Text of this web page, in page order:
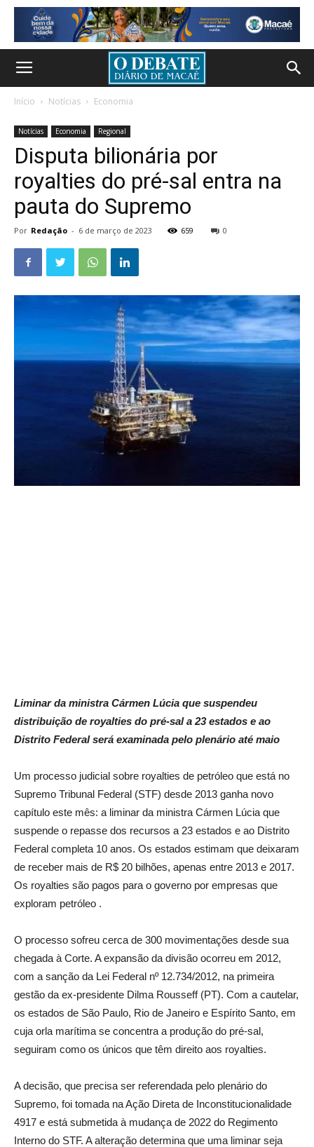
Início Notícias Economia
Notícias Economia Regional
Disputa bilionária por
royalties do pré-sal entra na
pauta do Supremo
Por Redação - 6 de março de 2023 659 0
Liminar da ministra Cármen Lúcia que suspendeu
distribuição de royalties do pré-sal a 23 estados e ao
Distrito Federal será examinada pelo plenário até maio
Um processo judicial sobre royalties de petróleo que está no
Supremo Tribunal Federal (STF) desde 2013 ganha novo
capítulo este mês: a liminar da ministra Cármen Lúcia que
suspende o repasse dos recursos a 23 estados e ao Distrito
Federal completa 10 anos. Os estados estimam que deixaram
de receber mais de R$ 20 bilhões, apenas entre 2013 e 2017.
Os royalties são pagos para o governo por empresas que
exploram petróleo .
O processo sofreu cerca de 300 movimentações desde sua
chegada à Corte. A expansão da divisão ocorreu em 2012,
com a sanção da Lei Federal nº 12.734/2012, na primeira
gestão da ex-presidente Dilma Rousseff (PT). Com a cautelar,
os estados de São Paulo, Rio de Janeiro e Espírito Santo, em
cuja orla marítima se concentra a produção do pré-sal,
seguiram como os únicos que têm direito aos royalties.
A decisão, que precisa ser referendada pelo plenário do
Supremo, foi tomada na Ação Direta de Inconstitucionalidade
4917 e está submetida à mudança de 2022 do Regimento
Interno do STF. A alteração determina que uma liminar seja